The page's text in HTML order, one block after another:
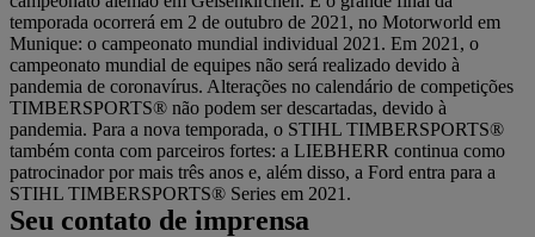
temporada ocorrerá em 2 de outubro de 2021, no Motorworld em
Munique: o campeonato mundial individual 2021. Em 2021, o
campeonato mundial de equipes não será realizado devido à
pandemia de coronavírus. Alterações no calendário de competições
TIMBERSPORTS® não podem ser descartadas, devido à
pandemia. Para a nova temporada, o STIHL TIMBERSPORTS®
também conta com parceiros fortes: a LIEBHERR continua como
patrocinador por mais três anos e, além disso, a Ford entra para a
STIHL TIMBERSPORTS® Series em 2021.
Seu contato de imprensa